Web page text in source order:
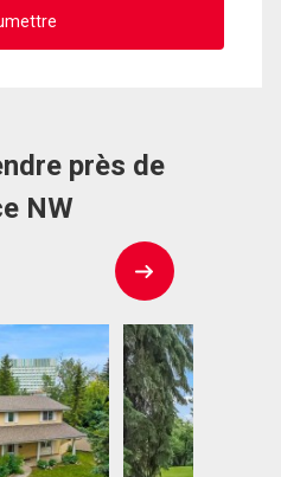
près de
NW